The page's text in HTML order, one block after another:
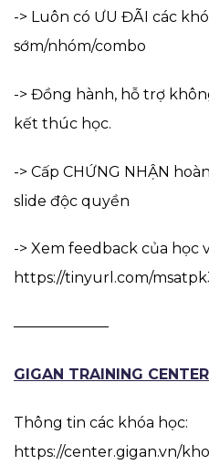
-> Luôn có ƯU ĐÃI các
sớm/nhóm/combo
-> Đồng hành, hỗ trợ
kết thúc học.
-> Cấp CHỨNG NHẬN
slide độc quyền
-> Xem feedback của học
https://tinyurl.com/
——————–
GIGAN TRAINING CENTER
Thông tin các khóa học:
https://center.gigan.vn/